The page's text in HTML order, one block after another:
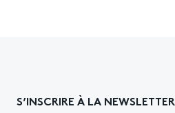
S’INSCRIRE À LA NEWSLETTER